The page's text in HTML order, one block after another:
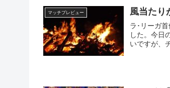
マッチプレビュー 風当たり
ラ･リーガ
した。今日
いですが、